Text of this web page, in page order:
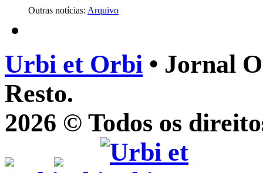
Outras notícias: Arquivo
Urbi et Orbi • Jornal
Resto.
2026 © Todos os